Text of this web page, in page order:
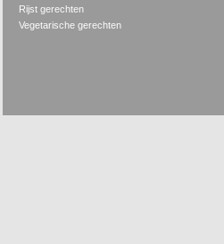
Rijst gerechten
Vegetarische gerechten